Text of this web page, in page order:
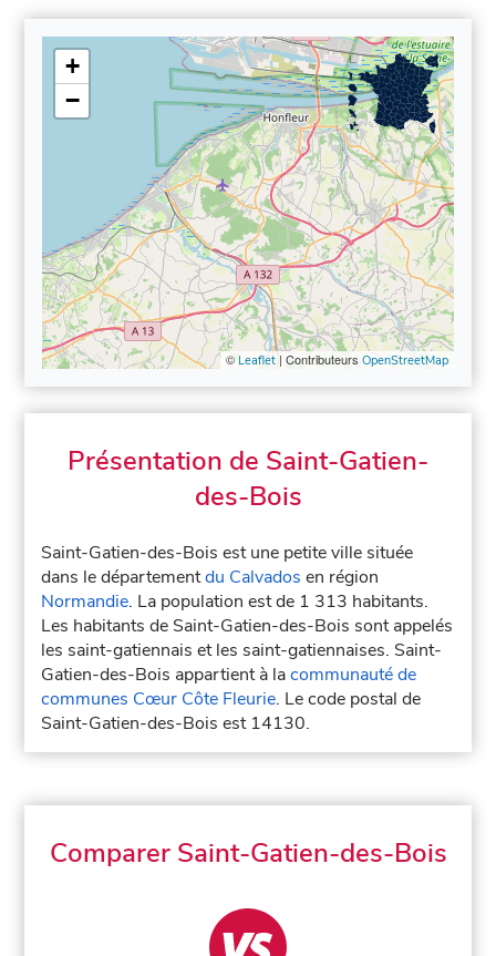
+
−
© Leaflet| Contributeurs OpenStreetMap
Présentation de Saint-Gatien-
des-Bois
Saint-Gatien-des-Bois est une petite ville située
dans le départementdu Calvados en région
Normandie. La population est de 1 313 habitants.
Les habitants de Saint-Gatien-des-Bois sont appelés
les saint-gatiennais et les saint-gatiennaises. Saint-
Gatien-des-Bois appartient à lacommunauté de
communes Cœur Côte Fleurie. Le code postal de
Saint-Gatien-des-Bois est 14130.
Comparer Saint-Gatien-des-Bois